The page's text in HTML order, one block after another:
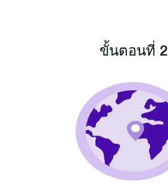
ขั้นตอนที่ 2